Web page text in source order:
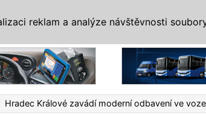
Hradec Králové zavádí moderní odbavení ve
reklam a analýze návštěvnosti